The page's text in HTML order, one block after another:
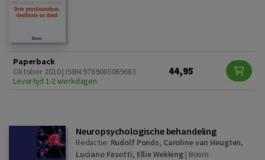
Paperback
Oktober 2010 | ISBN 9789085069683
Levertijd 1-2 werkdagen
44,95
Neuropsychologische behandeling
Redactie: Rudolf Ponds, Caroline van Heugten,
Luciano Fasotti, Ellie Wekking | Boom